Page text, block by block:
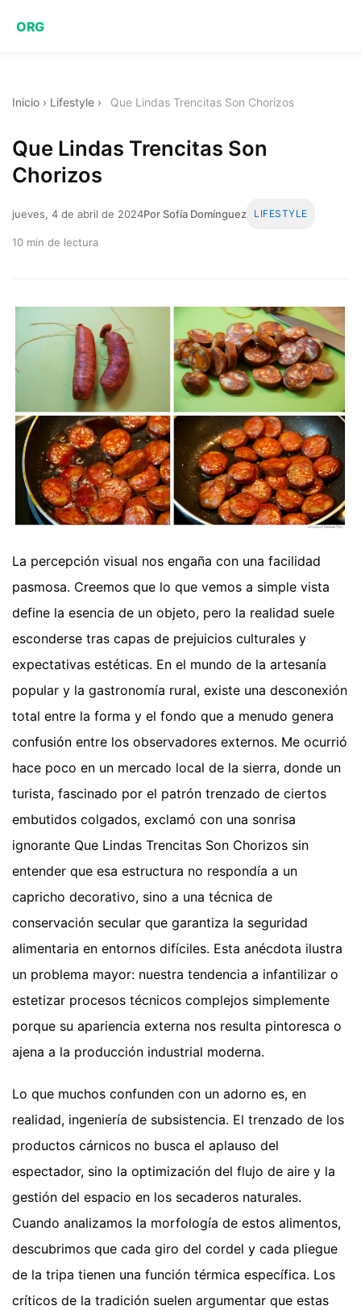
ORG
Inicio › Lifestyle › Que Lindas Trencitas Son Chorizos
Que Lindas Trencitas Son
Chorizos
jueves, 4 de abril de 2024Por Sofía Domínguez LIFESTYLE
10 min de lectura
La percepción visual nos engaña con una facilidad
pasmosa. Creemos que lo que vemos a simple vista
define la esencia de un objeto, pero la realidad suele
esconderse tras capas de prejuicios culturales y
expectativas estéticas. En el mundo de la artesanía
popular y la gastronomía rural, existe una desconexión
total entre la forma y el fondo que a menudo genera
confusión entre los observadores externos. Me ocurrió
hace poco en un mercado local de la sierra, donde un
turista, fascinado por el patrón trenzado de ciertos
embutidos colgados, exclamó con una sonrisa
ignorante Que Lindas Trencitas Son Chorizos sin
entender que esa estructura no respondía a un
capricho decorativo, sino a una técnica de
conservación secular que garantiza la seguridad
alimentaria en entornos difíciles. Esta anécdota ilustra
un problema mayor: nuestra tendencia a infantilizar o
estetizar procesos técnicos complejos simplemente
porque su apariencia externa nos resulta pintoresca o
ajena a la producción industrial moderna.
Lo que muchos confunden con un adorno es, en
realidad, ingeniería de subsistencia. El trenzado de los
productos cárnicos no busca el aplauso del
espectador, sino la optimización del flujo de aire y la
gestión del espacio en los secaderos naturales.
Cuando analizamos la morfología de estos alimentos,
descubrimos que cada giro del cordel y cada pliegue
de la tripa tienen una función térmica específica. Los
críticos de la tradición suelen argumentar que estas